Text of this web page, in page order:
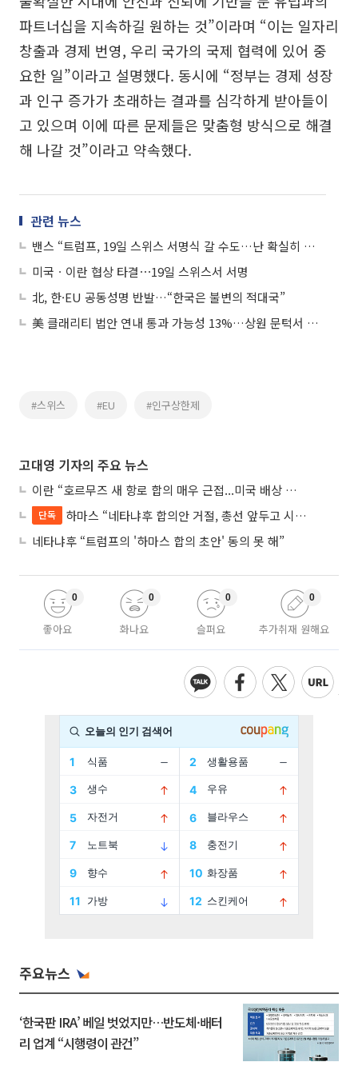
파트너십을 지속하길 원하는 것”이라며 “이는 일자리
창출과 경제 번영, 우리 국가의 국제 협력에 있어 중
요한 일”이라고 설명했다. 동시에 “정부는 경제 성장
과 인구 증가가 초래하는 결과를 심각하게 받아들이
고 있으며 이에 따른 문제들은 맞춤형 방식으로 해결
해 나갈 것”이라고 약속했다.
관련 뉴스
밴스 “트럼프, 19일 스위스 서명식 갈 수도…난 확실히 참석”
미국ㆍ이란 협상 타결⋯19일 스위스서 서명
北, 한·EU 공동성명 반발…“한국은 불변의 적대국”
美 클래리티 법안 연내 통과 가능성 13%…상원 문턱서 제동
#스위스 #EU #인구상한제
고대영 기자의 주요 뉴스
이란 “호르무즈 새 항로 합의 매우 근접...미국 배상 먼저”
단독
하마스 “네타냐후 합의안 거절, 총선 앞두고 시간 끌기”
네타냐후 “트럼프의 '하마스 합의 초안' 동의 못 해”
좋아요
0
화나요
0
슬퍼요
0
추가취재 원해요
0
주요뉴스
‘한국판 IRA’ 베일 벗었지만…반도체·배터
리 업계 “시행령이 관건”